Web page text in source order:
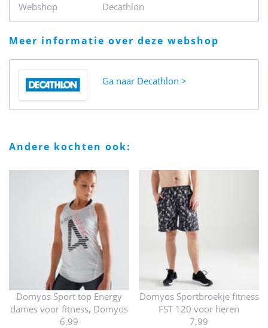
Webshop
Decathlon
meer informatie over deze webshop
Ga naar Decathlon
andere kochten ook:
Domyos Sport top Energy
dames voor fitness, Domyos
6,99
Domyos Sportbroekje fitness
FST 120 voor heren
7,99